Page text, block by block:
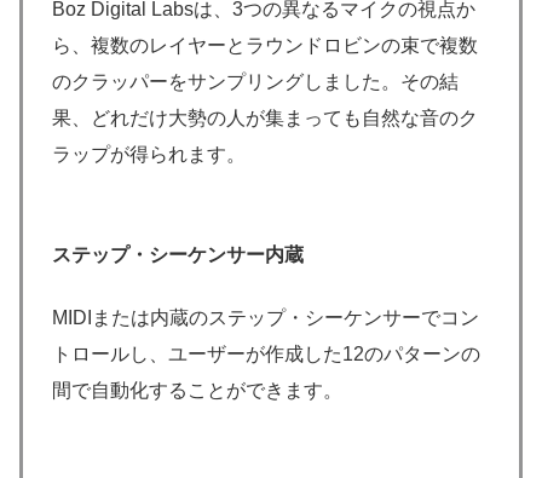
Boz Digital Labsは、3つの異なるマイクの視点か
ら、複数のレイヤーとラウンドロビンの束で複数
のクラッパーをサンプリングしました。その結
果、どれだけ大勢の人が集まっても自然な音のク
ラップが得られます。
ステップ・シーケンサー内蔵
MIDIまたは内蔵のステップ・シーケンサーでコン
トロールし、ユーザーが作成した12のパターンの
間で自動化することができます。